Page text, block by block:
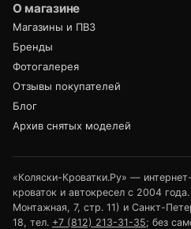
О магазине
Магазины и ПВЗ
Бренды
Фотогалерея
Отзывы покупателей
Блог
Архив снятых моделей
«Коляски-Кроватки.Ру» —
кроваток и автокресел с 2004
Монтажная, 7, стр. 11) и Санкт-
18, тел. +7 (812) 213-31-35; без